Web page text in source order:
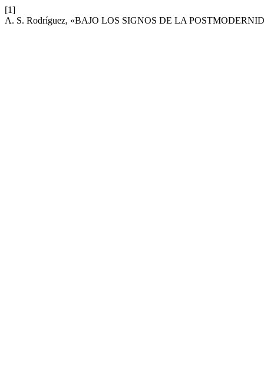
[1]
A. S. Rodríguez, «BAJO LOS SIGNOS DE LA